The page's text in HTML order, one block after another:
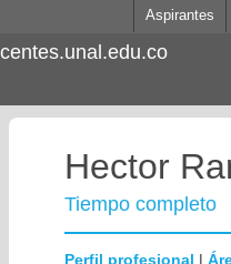
Aspirantes
Hector
Tiempo completo
Perfil profesional |